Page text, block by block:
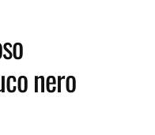
nero